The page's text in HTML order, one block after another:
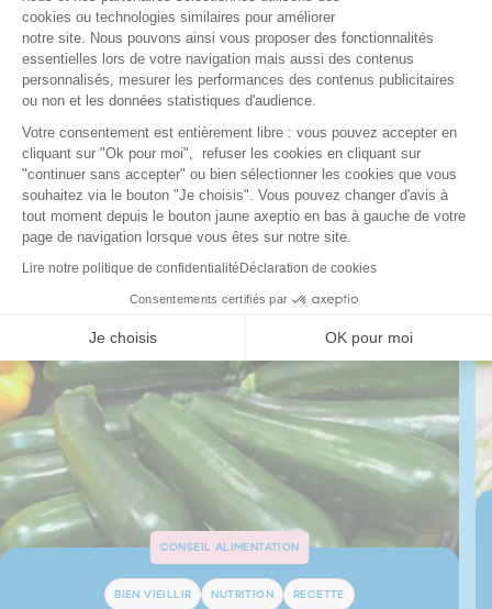
DÉCOUVREZ NOS BILANS NUTRITIONNELS
Article rédigé par notre équipe de diététiciens
nutritionnistes
Nos conseils sur la même
thématique
CONSEIL ALIMENTATION
BIEN VIEILLIR NUTRITION RECETTE
cookies ou technologies similaires pour améliorer
notre site. Nous pouvons ainsi vous proposer des fonctionnalités
essentielles lors de votre navigation mais aussi des contenus
personnalisés, mesurer les performances des contenus publicitaires
ou non et les données statistiques d'audience.
Votre consentement est entièrement libre : vous pouvez accepter en
cliquant sur "Ok pour moi", refuser les cookies en cliquant sur
"continuer sans accepter" ou bien sélectionner les cookies que vous
souhaitez via le bouton "Je choisis". Vous pouvez changer d'avis à
tout moment depuis le bouton jaune axeptio en bas à gauche de votre
page de navigation lorsque vous êtes sur notre site.
Lire notre politique de confidentialité Déclaration de cookies
Consentements certifiés par
Je choisis OK pour moi
Axeptio consent